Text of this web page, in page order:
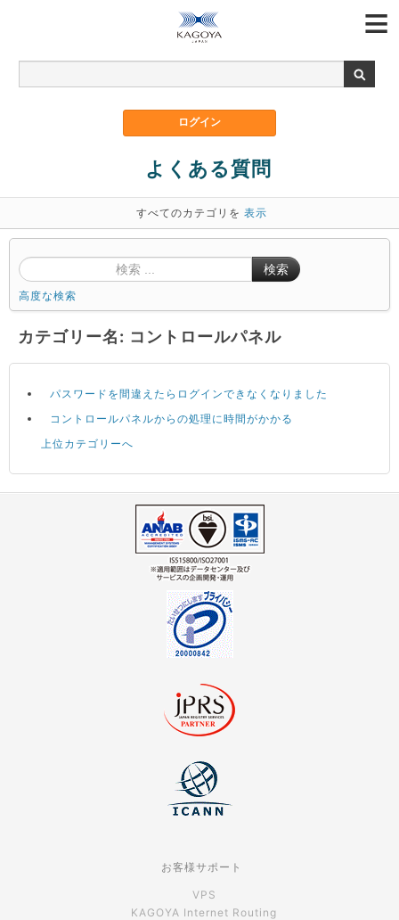
よくある質問
すべてのカテゴリを 表示
検索
高度な検索
カテゴリー名: コントロールパネル
パスワードを間違えたらログインできなくなりました
コントロールパネルからの処理に時間がかかる
上位カテゴリーへ
お客様サポート
VPS
KAGOYA Internet Routing